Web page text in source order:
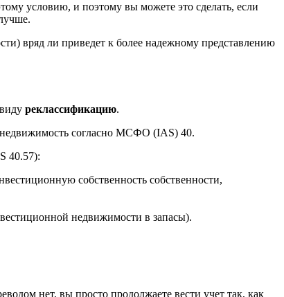
условию, и поэтому вы можете это сделать, если
вряд ли приведет к более надежному представлению
реклассификацию.
согласно МСФО (IAS) 40.
40.57):
собственность собственности,
недвижимости в запасы).
нет, вы просто продолжаете вести учет так, как